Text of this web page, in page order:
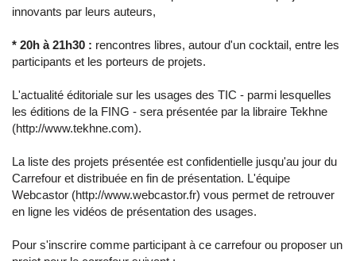
innovants par leurs auteurs,
* 20h à 21h30 : rencontres libres, autour d'un cocktail, entre les
participants et les porteurs de projets.
L'actualité éditoriale sur les usages des TIC - parmi lesquelles
les éditions de la FING - sera présentée par la libraire Tekhne
(http://www.tekhne.com).
La liste des projets présentée est confidentielle jusqu'au jour du
Carrefour et distribuée en fin de présentation. L'équipe
Webcastor (http://www.webcastor.fr) vous permet de retrouver
en ligne les vidéos de présentation des usages.
Pour s'inscrire comme participant à ce carrefour ou proposer un